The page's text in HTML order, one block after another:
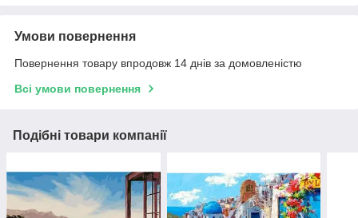
Умови повернення
Повернення товару впродовж 14 днів за домовленістю
Всі умови повернення
Подібні товари компанії